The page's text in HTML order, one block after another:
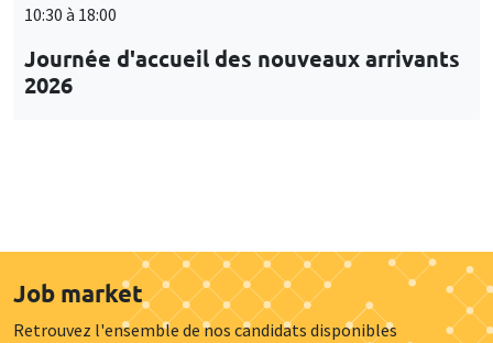
10:30 à 18:00
Journée d'accueil des nouveaux arrivants
2026
Job market
Retrouvez l'ensemble de nos candidats disponibles